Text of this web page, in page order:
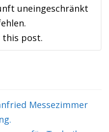
uneingeschränkt
this post.
Messezimmer